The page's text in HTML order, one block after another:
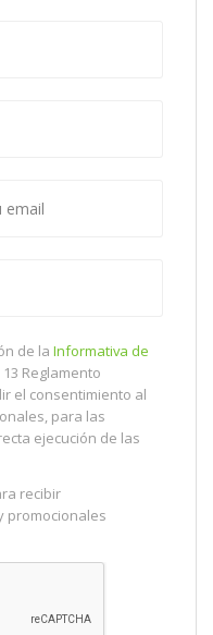
de la Informativa de
Reglamento
el consentimiento al
para las
ejecución de las
recibir
promocionales